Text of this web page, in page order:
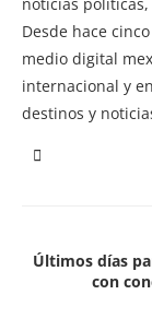
Desde hace
medio digital
internacional y
destinos y
Últimos días
con